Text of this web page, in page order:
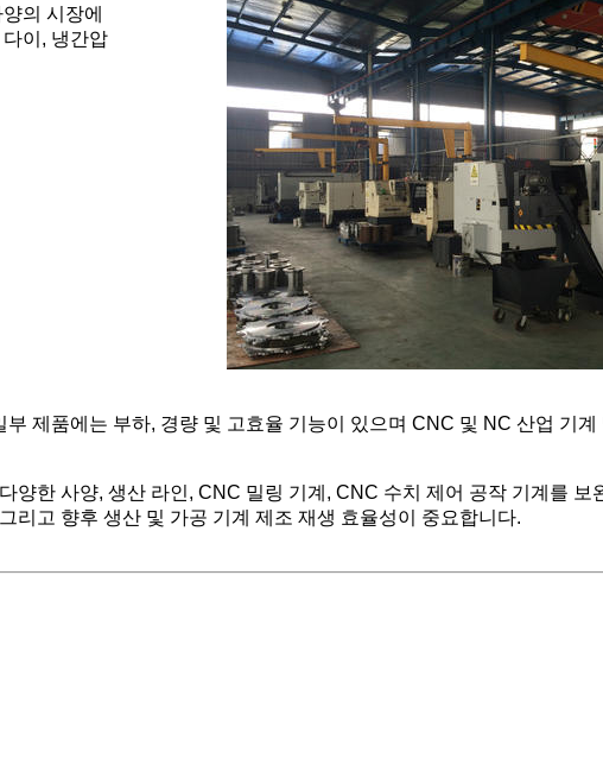
의 시장에
이, 냉간압
제품에는 부하, 경량 및 고효율 기능이 있으며 CNC 및 NC 산업 기
한 사양, 생산 라인, CNC 밀링 기계, CNC 수치 제어 공작 기계를 보
리고 향후 생산 및 가공 기계 제조 재생 효율성이 중요합니다.